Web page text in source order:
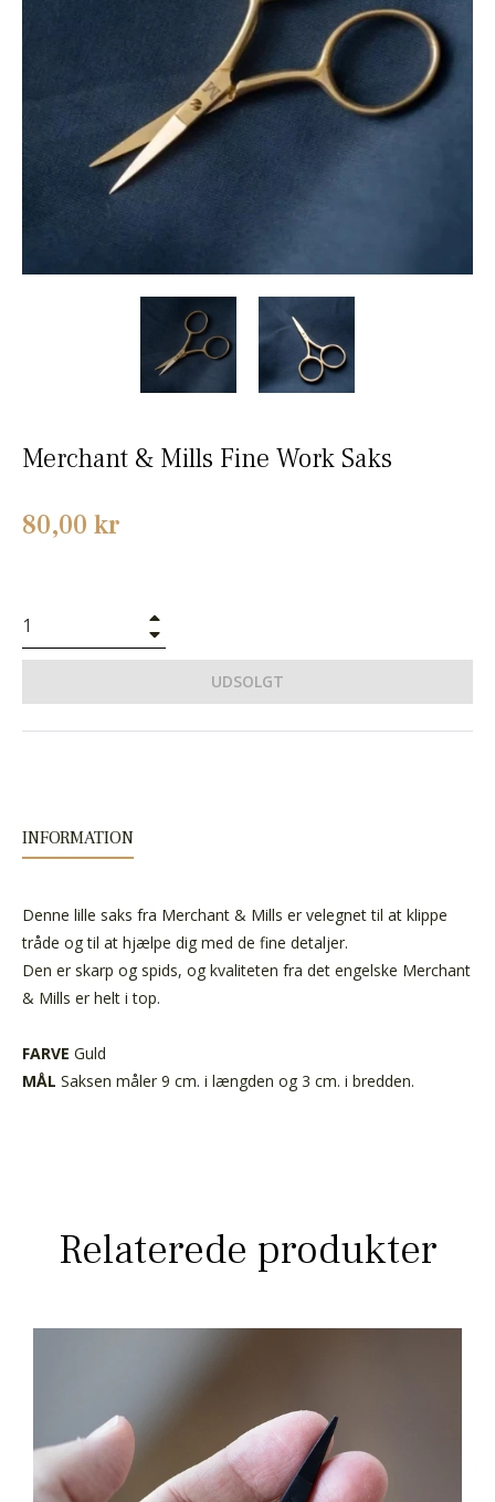
Merchant & Mills Fine Work Saks
Normalpris
80,00 kr
UDSOLGT
INFORMATION
Denne lille saks fra Merchant & Mills er velegnet til at klippe
tråde og til at hjælpe dig med de fine detaljer.
Den er skarp og spids, og kvaliteten fra det engelske Merchant
& Mills er helt i top.
FARVE Guld
MÅL Saksen måler 9 cm. i længden og 3 cm. i bredden.
Relaterede produkter